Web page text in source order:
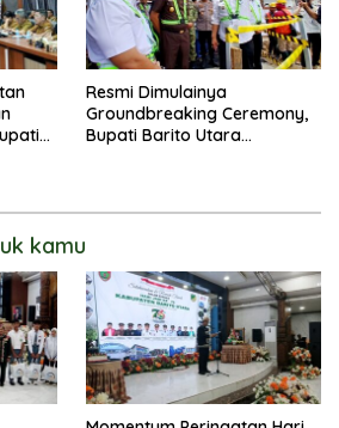
Resmi Dimulainya
Groundbreaking Ceremony,
Bupati Barito Utara
kamu